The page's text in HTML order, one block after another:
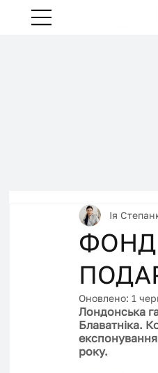
ФОНД
Ія
Оновлено:1
Лондонська
Блаватніка.
року.